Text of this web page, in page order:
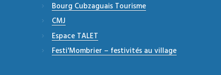
Bourg Cubzaguais Tourisme
CMJ
Espace TALET
Festi'Mombrier – festivités au village